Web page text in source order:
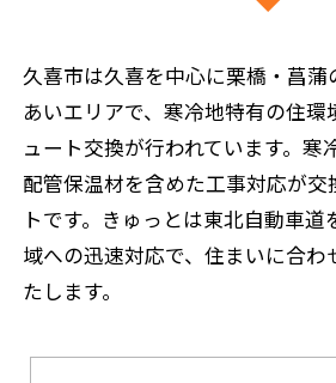
久喜市は久喜を中心に栗橋・菖蒲
あいエリアで、寒冷地特有の住環
ュート交換が行われています。寒
配管保温材を含めた工事対応が
トです。きゅっとは東北自動車
域への迅速対応で、住まいに合わ
たします。